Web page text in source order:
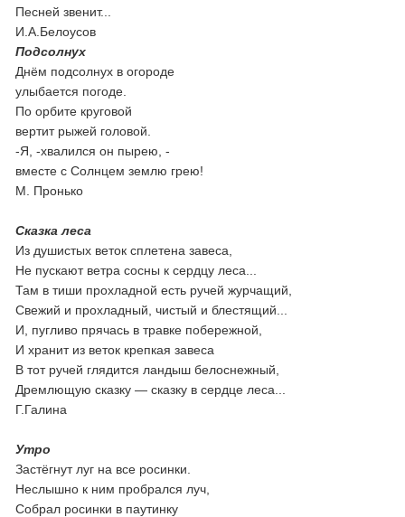
Песней звенит...
И.А.Белоусов
Подсолнух
Днём подсолнух в огороде
улыбается погоде.
По орбите круговой
вертит рыжей головой.
-Я, -хвалился он пырею, -
вместе с Солнцем землю грею!
М. Пронько
Сказка леса
Из душистых веток сплетена завеса,
Не пускают ветра сосны к сердцу леса...
Там в тиши прохладной есть ручей журчащий,
Свежий и прохладный, чистый и блестящий...
И, пугливо прячась в травке побережной,
И хранит из веток крепкая завеса
В тот ручей глядится ландыш белоснежный,
Дремлющую сказку — сказку в сердце леса...
Г.Галина
Утро
Застёгнут луг на все росинки.
Неслышно к ним пробрался луч,
Собрал росинки в паутинку